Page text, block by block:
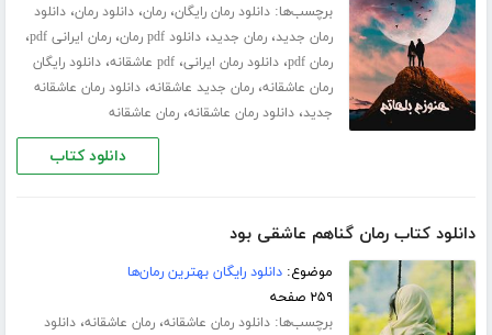
برچسب‌ها:دانلود رمان رایگان،رمان،دانلود رمان،دانلود
رمان جدید،رمان جدید،دانلود pdf رمان ،رمان ایرانی pdf ،
رمان pdf ،دانلود رمان ایرانی،pdf عاشقانه ،دانلود رایگان
رمان عاشقانه،رمان جدید عاشقانه،دانلود رمان عاشقانه
جدید،دانلود رمان عاشقانه،رمان عاشقانه
دانلود کتاب
دانلود کتاب رمان گناهم عاشقی بود
موضوع:دانلود رایگان بهترین رمان‌ها
۲۵۹ صفحه
برچسب‌ها:دانلود رمان عاشقانه،رمان عاشقانه،دانلود